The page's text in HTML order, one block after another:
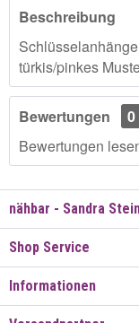
Beschreibung
türkis/pinkes
Bewertungen
0
Bewertungen
nähbar - Sandra
Shop Service
Informationen